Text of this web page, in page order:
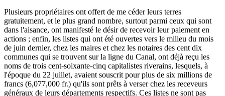
Plusieurs propriétaires ont offert de me céder leurs terres
gratuitement, et le plus grand nombre, surtout parmi ceux qui sont
dans l'aisance, ont manifesté le désir de recevoir leur paiement en
actions ; enfin, les listes qui ont été ouvertes vers le milieu du mois
de juin dernier, chez les maires et chez les notaires des cent dix
communes qui se trouvent sur la ligne du Canal, ont déjà reçu les
noms de trois cent-soixante-cinq capitalistes riverains, lesquels, à
l'époque du 22 juillet, avaient souscrit pour plus de six millions de
francs (6,077,000 fr.) qu'ils sont prêts à verser chez les receveurs
généraux de leurs départements respectifs. Ces listes ne sont pas